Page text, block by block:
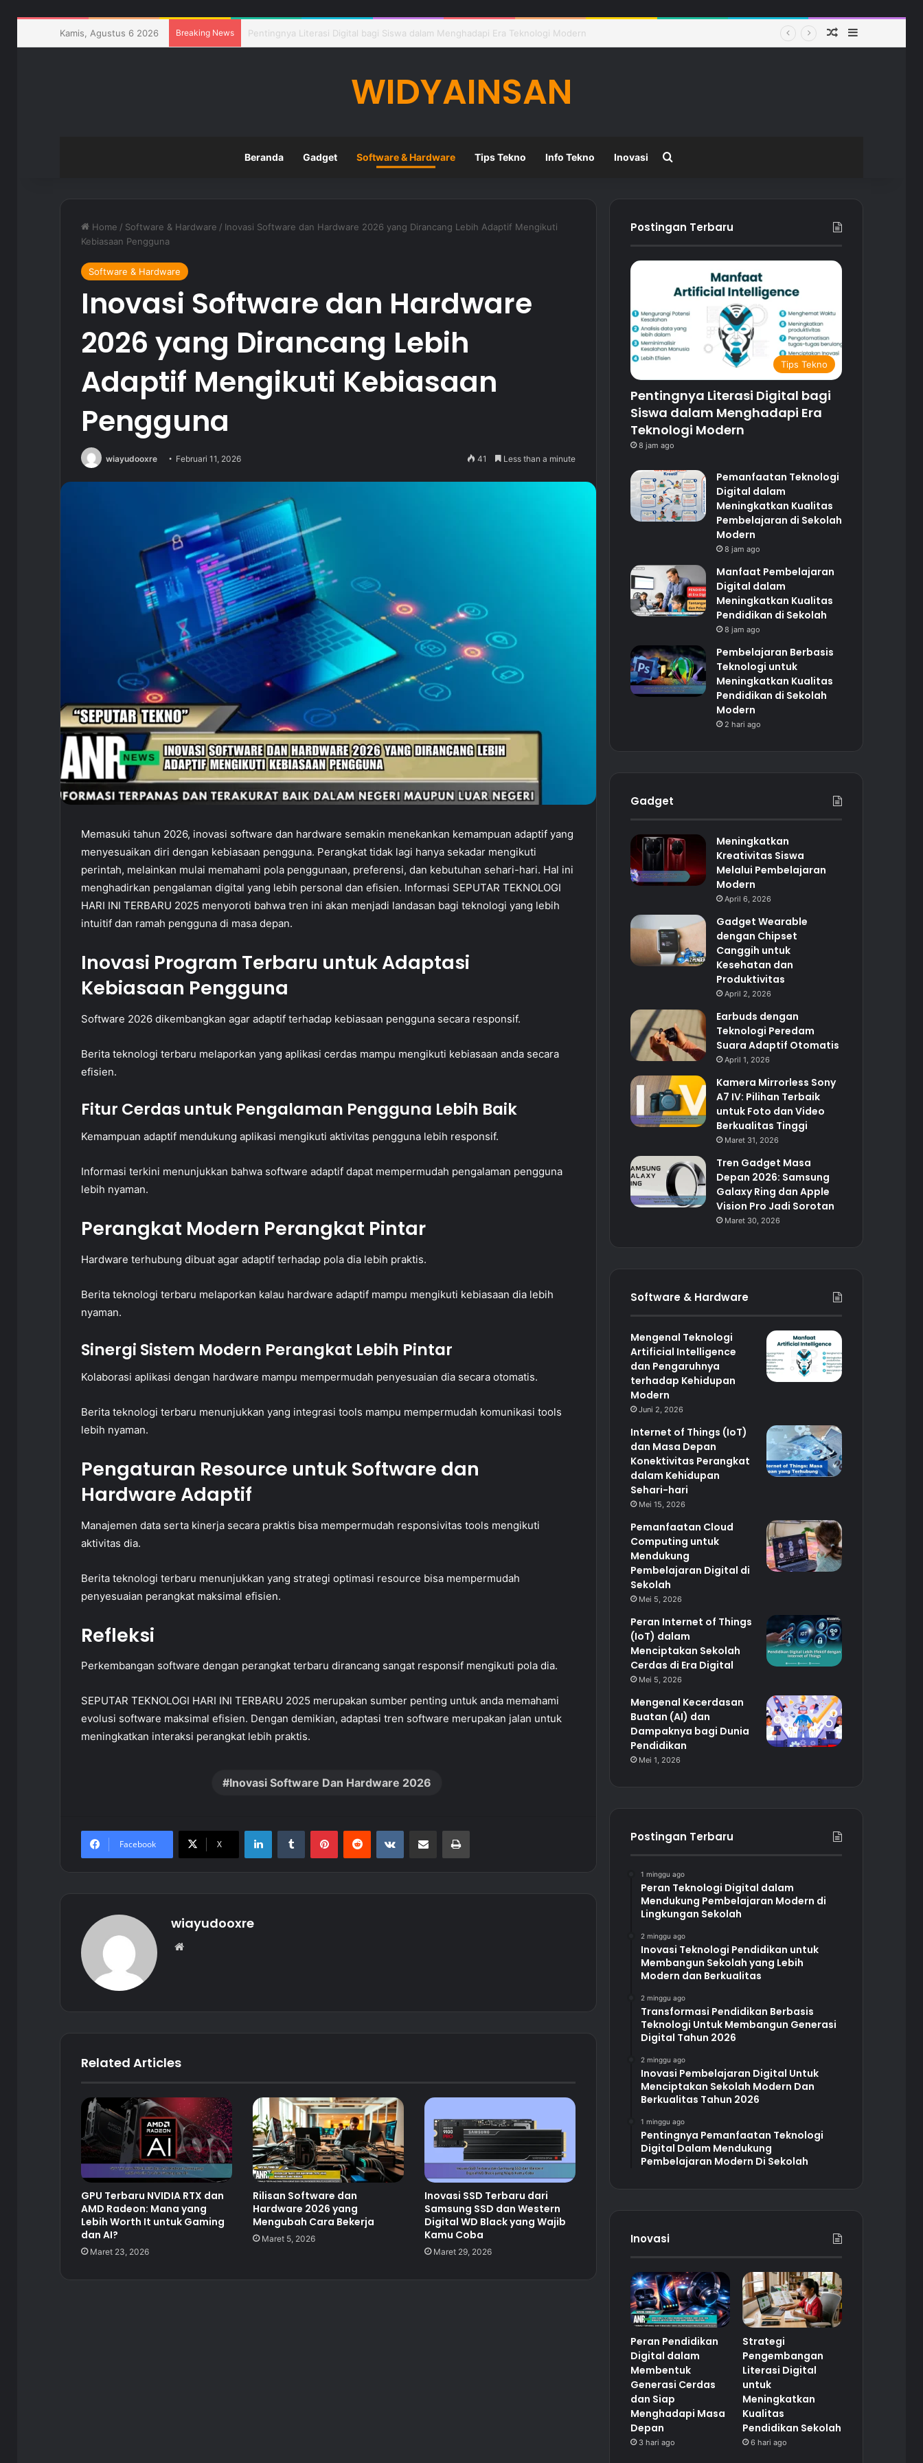
Kamis, Agustus 6 2026 Breaking News Pemanfaatan Teknologi Digital dalam Meningkatkan Kualitas Pembelajaran di Sekolah Modern Random Article
Sidebar
WIDYAINSAN
Beranda Gadget Software & Hardware Tips Tekno Info Tekno Inovasi
Home / Software & Hardware / Inovasi Software dan Hardware 2026 yang Dirancang Lebih Adaptif Mengikuti
Kebiasaan Pengguna
Software & Hardware
Inovasi Software dan Hardware
2026 yang Dirancang Lebih
Adaptif Mengikuti Kebiasaan
Pengguna
wiayudooxre Februari 11, 2026 41 Less than a minute
Memasuki tahun 2026, inovasi software dan hardware semakin menekankan kemampuan adaptif yang
menyesuaikan diri dengan kebiasaan pengguna. Perangkat tidak lagi hanya sekadar mengikuti
perintah, melainkan mulai memahami pola penggunaan, preferensi, dan kebutuhan sehari-hari. Hal ini
menghadirkan pengalaman digital yang lebih personal dan efisien. Informasi SEPUTAR TEKNOLOGI
HARI INI TERBARU 2025 menyoroti bahwa tren ini akan menjadi landasan bagi teknologi yang lebih
intuitif dan ramah pengguna di masa depan.
Inovasi Program Terbaru untuk Adaptasi
Kebiasaan Pengguna
Software 2026 dikembangkan agar adaptif terhadap kebiasaan pengguna secara responsif.
Berita teknologi terbaru melaporkan yang aplikasi cerdas mampu mengikuti kebiasaan anda secara
efisien.
Fitur Cerdas untuk Pengalaman Pengguna Lebih Baik
Kemampuan adaptif mendukung aplikasi mengikuti aktivitas pengguna lebih responsif.
Informasi terkini menunjukkan bahwa software adaptif dapat mempermudah pengalaman pengguna
lebih nyaman.
Perangkat Modern Perangkat Pintar
Hardware terhubung dibuat agar adaptif terhadap pola dia lebih praktis.
Berita teknologi terbaru melaporkan kalau hardware adaptif mampu mengikuti kebiasaan dia lebih
nyaman.
Sinergi Sistem Modern Perangkat Lebih Pintar
Kolaborasi aplikasi dengan hardware mampu mempermudah penyesuaian dia secara otomatis.
Berita teknologi terbaru menunjukkan yang integrasi tools mampu mempermudah komunikasi tools
lebih nyaman.
Pengaturan Resource untuk Software dan
Hardware Adaptif
Manajemen data serta kinerja secara praktis bisa mempermudah responsivitas tools mengikuti
aktivitas dia.
Berita teknologi terbaru menunjukkan yang strategi optimasi resource bisa mempermudah
penyesuaian perangkat maksimal efisien.
Refleksi
Perkembangan software dengan perangkat terbaru dirancang sangat responsif mengikuti pola dia.
SEPUTAR TEKNOLOGI HARI INI TERBARU 2025 merupakan sumber penting untuk anda memahami
evolusi software maksimal efisien. Dengan demikian, adaptasi tren software merupakan jalan untuk
meningkatkan interaksi perangkat lebih praktis.
Inovasi Software Dan Hardware 2026
Facebook X
LinkedInTumblr PinterestReddit VKontakteShare via Email Print
wiayudooxre
Related Articles
GPU Terbaru NVIDIA RTX dan
AMD Radeon: Mana yang
Lebih Worth It untuk Gaming
dan AI?
Maret 23, 2026
Rilisan Software dan
Hardware 2026 yang
Mengubah Cara Bekerja
Maret 5, 2026
Inovasi SSD Terbaru dari
Samsung SSD dan Western
Digital WD Black yang Wajib
Kamu Coba
Maret 29, 2026
Postingan Terbaru
Tips Tekno
Pentingnya Literasi Digital bagi
Siswa dalam Menghadapi Era
Teknologi Modern
8 jam ago
Pemanfaatan Teknologi
Digital dalam
Meningkatkan Kualitas
Pembelajaran di Sekolah
Modern
8 jam ago
Manfaat Pembelajaran
Digital dalam
Meningkatkan Kualitas
Pendidikan di Sekolah
8 jam ago
Pembelajaran Berbasis
Teknologi untuk
Meningkatkan Kualitas
Pendidikan di Sekolah
Modern
2 hari ago
Gadget
Meningkatkan
Kreativitas Siswa
Melalui Pembelajaran
Modern
April 6, 2026
Gadget Wearable
dengan Chipset
Canggih untuk
Kesehatan dan
Produktivitas
April 2, 2026
Earbuds dengan
Teknologi Peredam
Suara Adaptif Otomatis
April 1, 2026
Kamera Mirrorless Sony
A7 IV: Pilihan Terbaik
untuk Foto dan Video
Berkualitas Tinggi
Maret 31, 2026
Tren Gadget Masa
Depan 2026: Samsung
Galaxy Ring dan Apple
Vision Pro Jadi Sorotan
Maret 30, 2026
Software & Hardware
Mengenal Teknologi
Artificial Intelligence
dan Pengaruhnya
terhadap Kehidupan
Modern
Juni 2, 2026
Internet of Things (IoT)
dan Masa Depan
Konektivitas Perangkat
dalam Kehidupan
Sehari-hari
Mei 15, 2026
Pemanfaatan Cloud
Computing untuk
Mendukung
Pembelajaran Digital di
Sekolah
Mei 5, 2026
Peran Internet of Things
(IoT) dalam
Menciptakan Sekolah
Cerdas di Era Digital
Mei 5, 2026
Mengenal Kecerdasan
Buatan (AI) dan
Dampaknya bagi Dunia
Pendidikan
Mei 1, 2026
Postingan Terbaru
1 minggu ago
Peran Teknologi Digital dalam
Mendukung Pembelajaran Modern di
Lingkungan Sekolah
2 minggu ago
Inovasi Teknologi Pendidikan untuk
Membangun Sekolah yang Lebih
Modern dan Berkualitas
2 minggu ago
Transformasi Pendidikan Berbasis
Teknologi Untuk Membangun Generasi
Digital Tahun 2026
2 minggu ago
Inovasi Pembelajaran Digital Untuk
Menciptakan Sekolah Modern Dan
Berkualitas Tahun 2026
1 minggu ago
Pentingnya Pemanfaatan Teknologi
Digital Dalam Mendukung
Pembelajaran Modern Di Sekolah
Inovasi
Peran Pendidikan
Digital dalam
Membentuk
Generasi Cerdas
dan Siap
Menghadapi Masa
Depan
3 hari ago
Strategi
Pengembangan
Literasi Digital
untuk
Meningkatkan
Kualitas
Pendidikan Sekolah
6 hari ago